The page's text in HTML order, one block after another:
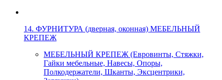
14. ФУРНИТУРА (дверная, оконная) МЕБЕЛЬНЫЙ
КРЕПЕЖ
МЕБЕЛЬНЫЙ КРЕПЕЖ (Евровинты, Стяжки,
Гайки мебельные, Навесы, Опоры,
Полкодержатели, Шканты, Эксцентрики,